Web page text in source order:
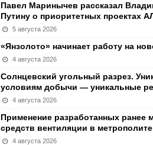
Павел Маринычев рассказал
Путину о приоритетных проектах
5 августа 2026
«Янзолото» начинает работу на
4 августа 2026
Солнцевский угольный разрез.
условиям добычи — уникальные
4 августа 2026
Применение разработанных ранее
средств вентиляции в
4 августа 2026